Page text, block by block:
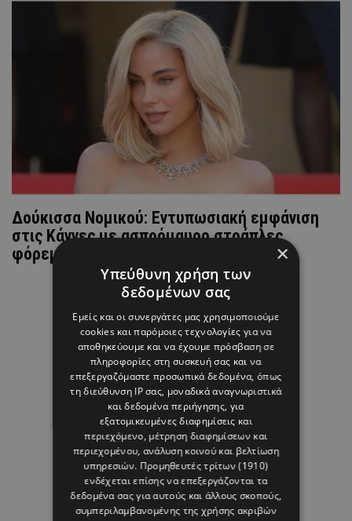
Δούκισσα Νομικού: Εντυπωσιακή εμφάνιση
στις Κάννες με ασπρόμαυρο στράπλες
φόρεμα (ΦΩΤΟ)
×
Υπεύθυνη χρήση των
δεδομένων σας
Εμείς και οι συνεργάτες μας χρησιμοποιούμε
cookies και παρόμοιες τεχνολογίες για να
αποθηκεύουμε και να έχουμε πρόσβαση σε
πληροφορίες στη συσκευή σας και να
επεξεργαζόμαστε προσωπικά δεδομένα, όπως
τη διεύθυνση IP σας, μοναδικά αναγνωριστικά
και δεδομένα περιήγησης, για
εξατομικευμένες διαφημίσεις και
περιεχόμενο, μέτρηση διαφημίσεων και
περιεχομένου, ανάλυση κοινού και βελτίωση
υπηρεσιών. Προμηθευτές τρίτων (1910)
ενδέχεται επίσης να επεξεργάζονται τα
δεδομένα σας για αυτούς και άλλους σκοπούς,
συμπεριλαμβανομένης της χρήσης ακριβών